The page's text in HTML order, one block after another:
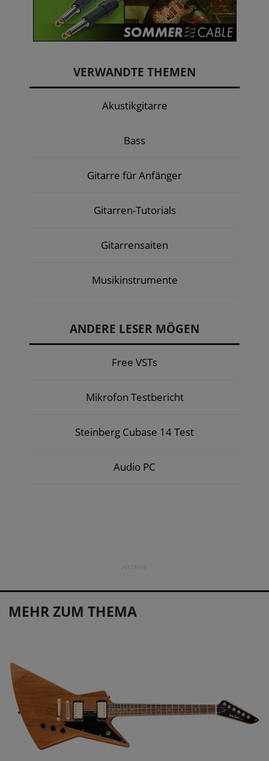
VERWANDTE THEMEN
Akustikgitarre
Bass
Gitarre für Anfänger
Gitarren-Tutorials
Gitarrensaiten
Musikinstrumente
ANDERE LESER MÖGEN
Free VSTs
Mikrofon Testbericht
Steinberg Cubase 14 Test
Audio PC
ANZEIGE
MEHR ZUM THEMA